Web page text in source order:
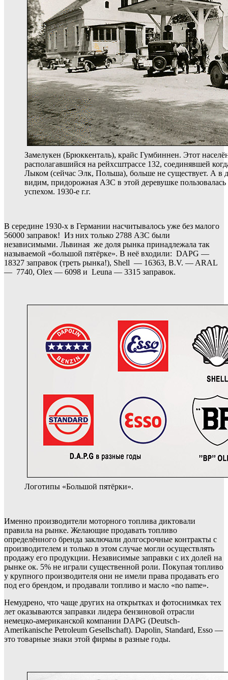
Замелукен (Брюккенталь), крайс Гумбиннен. Этот
располагавшийся на рейхсштрассе 132, соединявшей
Лыком (сейчас Элк, Польша), больше не существует. А в
видим, придорожная АЗС в этой деревушке
успехом. 1930-е г.г.
В середине 1930-х в Германии насчитывалось уже без малого
56000 заправок! Из них только 2788 АЗС были
независимыми. Львиная же доля рынка принадлежала так
называемой «большой пятёрке». В неё входили: DAPG —
18327 заправок (треть рынка!), Shell — 16363, B.V. — ARAL
— 7740, Olex — 6098 и Leuna — 3315 заправок.
Логотипы «Большой пятёрки».
Именно производители моторного топлива диктовали
правила на рынке. Желающие продавать топливо
определённого бренда заключали долгосрочные контракты с
производителем и только в этом случае могли осуществлять
продажу его продукции. Независимые заправки с их долей на
рынке ок. 5% не играли существенной роли. Покупая топливо
у крупного производителя они не имели права продавать его
под его брендом, и продавали топливо и масло «no name».
Немудрено, что чаще других на открытках и фотоснимках тех
лет оказываются заправки лидера бензиновой отрасли
немецко-американской компании DAPG (Deutsch-
Amerikanische Petroleum Gesellschaft). Dapolin, Standard, Esso —
это товарные знаки этой фирмы в разные годы.